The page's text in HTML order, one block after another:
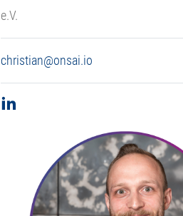
e.V.
christian@onsai.io